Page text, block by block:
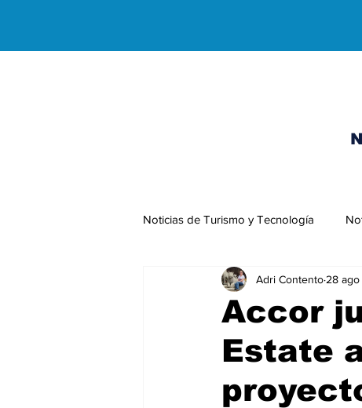
Noticias de Turismo y Tecnología
Negocios Internacionales
Accor
Estate
Adri Contento 28